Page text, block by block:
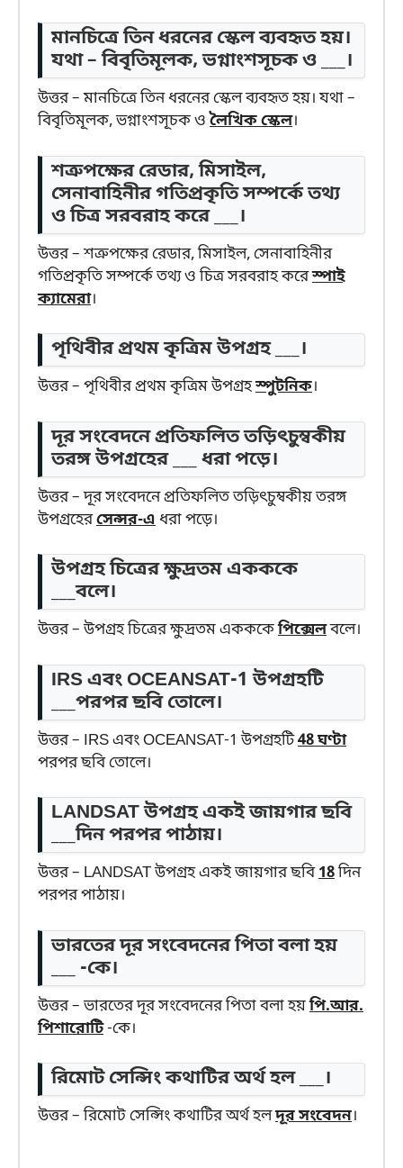
মানচিত্রে তিন ধরনের স্কেল ব্যবহৃত হয়।
যথা – বিবৃতিমূলক, ভগ্নাংশসূচক ও ___।
উত্তর – মানচিত্রে তিন ধরনের স্কেল ব্যবহৃত হয়। যথা –
বিবৃতিমূলক, ভগ্নাংশসূচক ও লৈখিক স্কেল।
শত্রুপক্ষের রেডার, মিসাইল,
সেনাবাহিনীর গতিপ্রকৃতি সম্পর্কে তথ্য
ও চিত্র সরবরাহ করে ___।
উত্তর – শত্রুপক্ষের রেডার, মিসাইল, সেনাবাহিনীর
গতিপ্রকৃতি সম্পর্কে তথ্য ও চিত্র সরবরাহ করেস্পাই
ক্যামেরা।
পৃথিবীর প্রথম কৃত্রিম উপগ্রহ ___।
উত্তর – পৃথিবীর প্রথম কৃত্রিম উপগ্রহস্পুটনিক।
দূর সংবেদনে প্রতিফলিত তড়িৎচুম্বকীয়
তরঙ্গ উপগ্রহের ___ ধরা পড়ে।
উত্তর – দূর সংবেদনে প্রতিফলিত তড়িৎচুম্বকীয় তরঙ্গ
উপগ্রহেরসেন্সর-এধরা পড়ে।
উপগ্রহ চিত্রের ক্ষুদ্রতম একককে
___বলে।
উত্তর – উপগ্রহ চিত্রের ক্ষুদ্রতম একককেপিক্সেলবলে।
IRS এবং OCEANSAT-1 উপগ্রহটি
___পরপর ছবি তোলে।
উত্তর – IRS এবং OCEANSAT-1 উপগ্রহটি48 ঘণ্টা
পরপর ছবি তোলে।
LANDSAT উপগ্রহ একই জায়গার ছবি
___দিন পরপর পাঠায়।
উত্তর – LANDSAT উপগ্রহ একই জায়গার ছবি18দিন
পরপর পাঠায়।
ভারতের দূর সংবেদনের পিতা বলা হয়
___ -কে।
উত্তর – ভারতের দূর সংবেদনের পিতা বলা হয়পি.আর.
পিশারোটি-কে।
রিমোট সেন্সিং কথাটির অর্থ হল ___।
উত্তর – রিমোট সেন্সিং কথাটির অর্থ হলদূর সংবেদন।